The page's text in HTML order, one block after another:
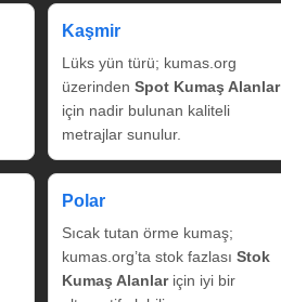
Kaşmir
Lüks yün türü; kumas.org
üzerinden Spot Kumaş Alanlar
için nadir bulunan kaliteli
metrajlar sunulur.
Polar
Sıcak tutan örme kumaş;
kumas.org’ta stok fazlası Stok
Kumaş Alanlariçin iyi bir